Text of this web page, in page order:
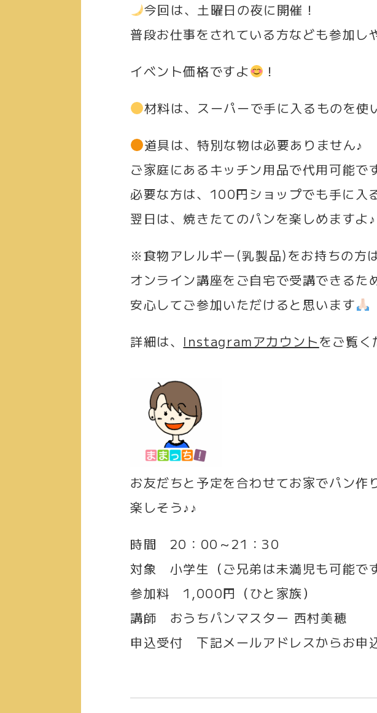
今回は、土曜日の夜に開催！
普段お仕事をされている方なども参加し
イベント価格ですよ ！
材料は、スーパーで手に入るものを使
道具は、特別な物は必要ありません♪
ご家庭にあるキッチン用品で代用可能で
必要な方は、100円ショップでも手に入
翌日は、焼きたてのパンを楽しめますよ♪
※食物アレルギー(乳製品)をお持ちの方
オンライン講座をご自宅で受講できるた
安心してご参加いただけると思います
詳細は、 Instagramアカウントをご覧く
お友だちと予定を合わせてお家でパン
楽しそう♪♪
時間 20：00～21：30
対象 小学生（ご兄弟は未満児も可能です
参加料 1,000円（ひと家族）
講師 おうちパンマスター 西村美穂
申込受付 下記メールアドレスからお申